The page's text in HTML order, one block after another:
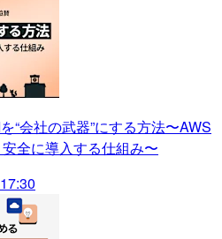
“会社の武器”にする方法〜AWS
全に導入する仕組み〜